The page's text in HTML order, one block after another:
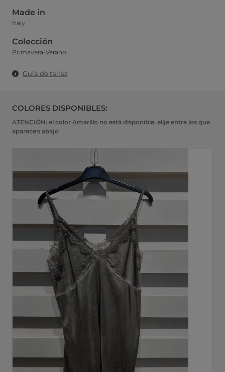
Made in
Italy
Colección
Primavera-Verano
Guía de tallas
COLORES DISPONIBLES:
ATENCIÓN: el color Amarillo no está disponible, elije entre los que
aparecen abajo